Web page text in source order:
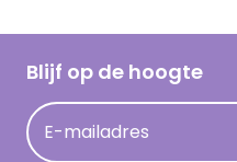
Hallmark Kaartclub
Acties
Persberichten
Cadeau inspiratie
Kaartinspiratie
Blijf op de hoogte
E-mailadres